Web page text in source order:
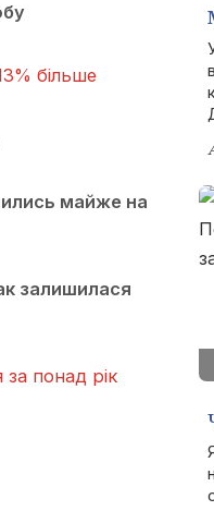
більше
майже на
залишилася
понад рік